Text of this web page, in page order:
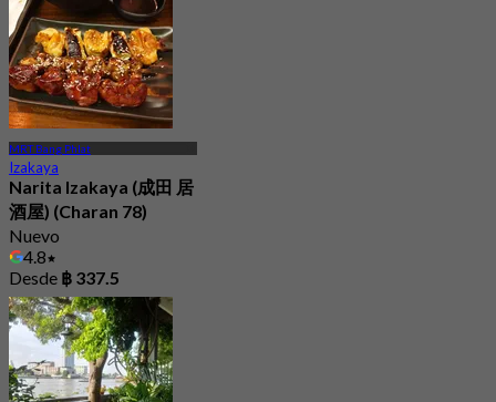
MRT Bang Phlat
Izakaya
Narita Izakaya (成田 居
酒屋) (Charan 78)
Nuevo
4.8
Desde ฿ 337.5